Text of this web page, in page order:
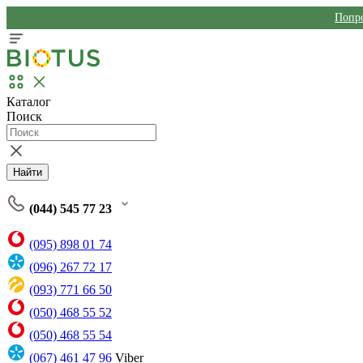
Каталог
Поиск
Найти
(044) 545 77 23
(095) 898 01 74
(096) 267 72 17
(093) 771 66 50
(050) 468 55 52
(050) 468 55 54
(067) 461 47 96 Viber